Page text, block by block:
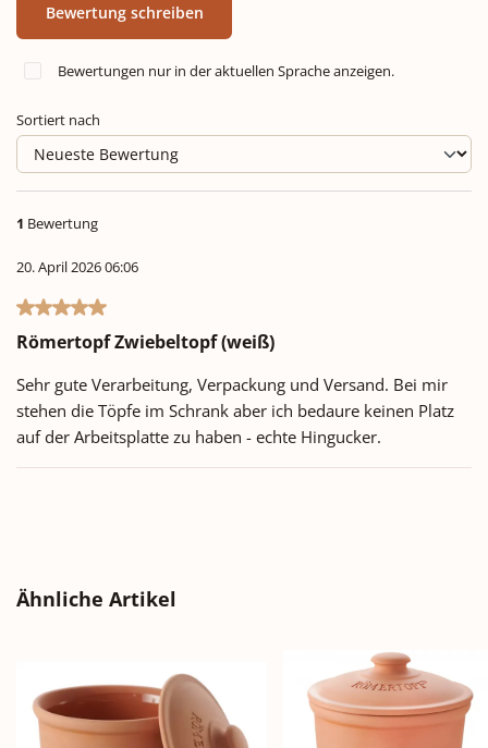
Bewertung schreiben
Bewertungen nur in der aktuellen Sprache anzeigen.
Sortiert nach
1 Bewertung
20. April 2026 06:06
Bewertung mit 5 von 5 Sternen
Römertopf Zwiebeltopf (weiß)
Sehr gute Verarbeitung, Verpackung und Versand. Bei mir
stehen die Töpfe im Schrank aber ich bedaure keinen Platz
auf der Arbeitsplatte zu haben - echte Hingucker.
Produktgalerie überspringen
Ähnliche Artikel